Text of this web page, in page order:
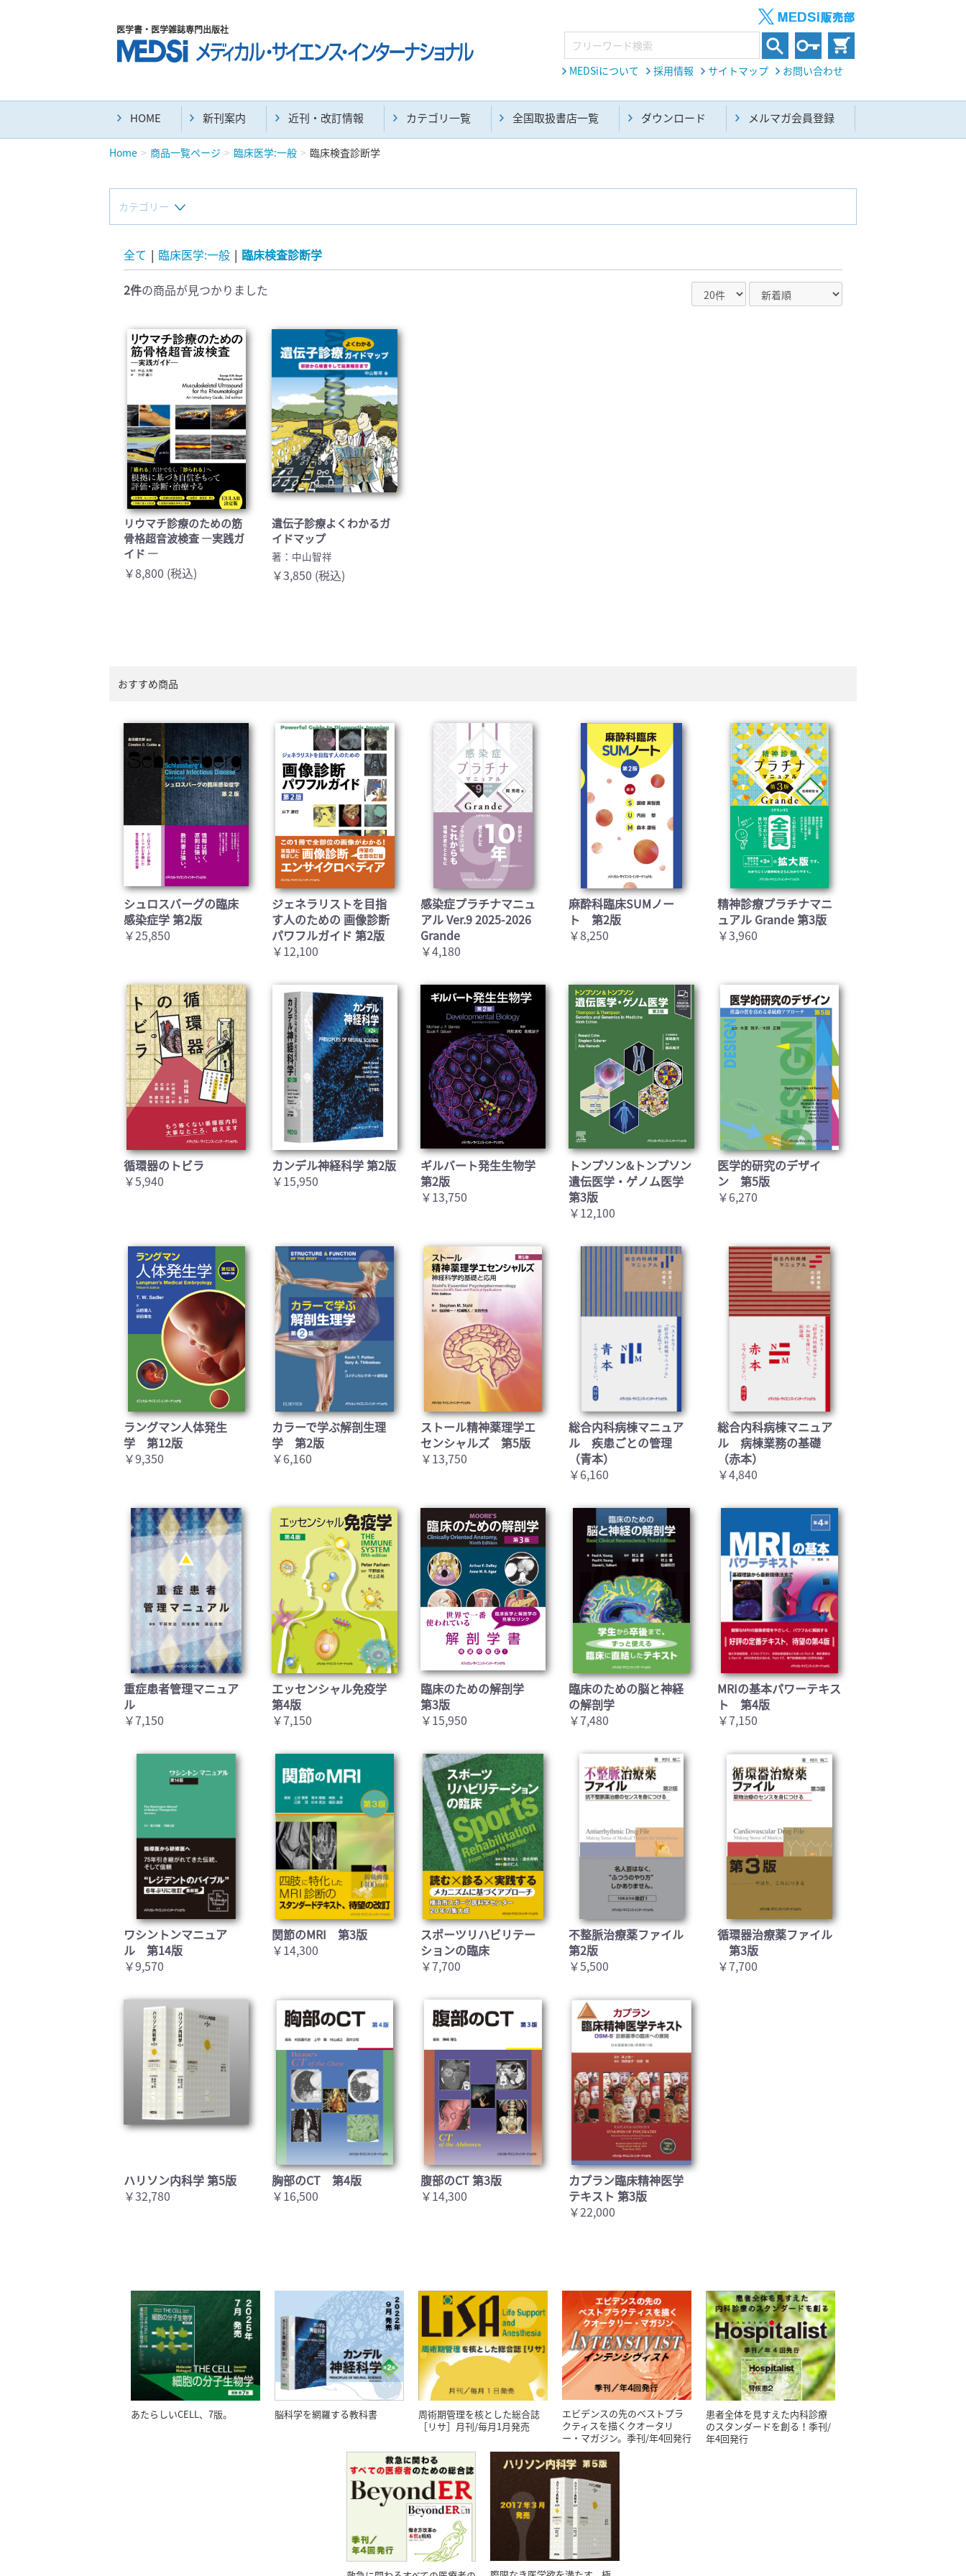
医学書・医学雑誌専門出版社
MEDSiについて 採用情報 サイトマップ お問い合わせ
HOME 新刊案内 近刊・改訂情報 カテゴリ一覧 全国取扱書店一覧 ダウンロード メルマガ会員登録
Home 商品一覧ページ 臨床医学:一般 臨床検査診断学
カテゴリー
新刊(直近6ヶ月)(24)
マニュアル(39) 生命科学・関連書籍(38)
臨床医学:一般(359) 臨床医学:内科系(407)
基礎医学関連科学(80)
自然科学(25)
歯科学(3)
栄養学(0)
衛生・公衆衛生学(14)
医学一般(91)
全て | 臨床医学:一般 | 臨床検査診断学
2件の商品が見つかりました
リウマチ診療のための筋
骨格超音波検査 ―実践ガ
イド ―
￥8,800 (税込)
遺伝子診療よくわかるガ
イドマップ
著：中山智祥
￥3,850 (税込)
おすすめ商品
シュロスバーグの臨床
感染症学 第2版
￥25,850
ジェネラリストを目指
す人のための 画像診断
パワフルガイド 第2版
￥12,100
感染症プラチナマニュ
アル Ver.9 2025-2026
Grande
￥4,180
麻酔科臨床SUMノー
ト 第2版
￥8,250
精神診療プラチナマニ
ュアル Grande 第3版
￥3,960
循環器のトビラ
￥5,940
カンデル神経科学 第2版
￥15,950
ギルバート発生生物学
第2版
￥13,750
トンプソン&トンプソン
遺伝医学・ゲノム医学
第3版
￥12,100
医学的研究のデザイ
ン 第5版
￥6,270
ラングマン人体発生
学 第12版
￥9,350
カラーで学ぶ解剖生理
学 第2版
￥6,160
ストール精神薬理学エ
センシャルズ 第5版
￥13,750
総合内科病棟マニュア
ル 疾患ごとの管理
（青本）
￥6,160
総合内科病棟マニュア
ル 病棟業務の基礎
（赤本）
￥4,840
重症患者管理マニュア
ル
￥7,150
エッセンシャル免疫学
第4版
￥7,150
臨床のための解剖学
第3版
￥15,950
臨床のための脳と神経
の解剖学
￥7,480
MRIの基本パワーテキス
ト 第4版
￥7,150
ワシントンマニュア
ル 第14版
￥9,570
関節のMRI 第3版
￥14,300
スポーツリハビリテー
ションの臨床
￥7,700
不整脈治療薬ファイル
第2版
￥5,500
循環器治療薬ファイル
第3版
￥7,700
ハリソン内科学 第5版
￥32,780
胸部のCT 第4版
￥16,500
腹部のCT 第3版
￥14,300
カプラン臨床精神医学
テキスト 第3版
￥22,000
あたらしいCELL、7版。 脳科学を網羅する教科書
周術期管理を核とした総合誌
［リサ］月刊/毎月1月発売
エビデンスの先のベストプラ
クティスを描くクオータリ
ー・マガジン。季刊/年4回発行
患者全体を見すえた内科診療
のスタンダードを創る！季刊/
年4回発行